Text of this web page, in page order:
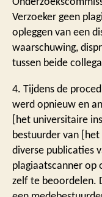
Verzoeker geen
opleggen van een
waarschuwing,
tussen beide
4. Tijdens de
werd opnieuw en
[het universitaire
bestuurder van
diverse publicaties
plagiaatscanner op
zelf te beoordelen.